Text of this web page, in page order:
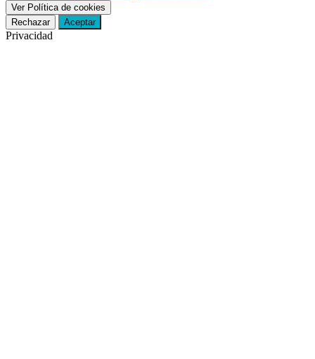
Ver Política de cookies
Rechazar
Aceptar
Privacidad